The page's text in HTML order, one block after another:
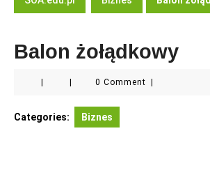
Balon żołądkowy
0 Comment
Categories: Biznes